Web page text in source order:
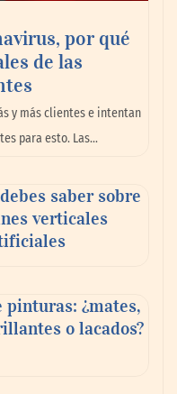
la forma de
por qué
de las
y más clientes e intentan
para esto. Las…
saber sobre
verticales
pinturas: ¿mates,
o lacados?